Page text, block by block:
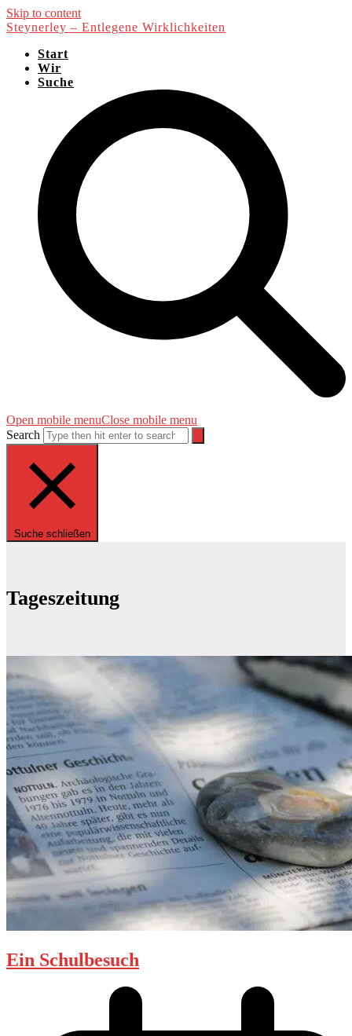
Skip to content
Steynerley – Entlegene Wirklichkeiten
Start
Wir
Suche
Open mobile menuClose mobile menu
Search
Suche schließen
Tageszeitung
Ein Schulbesuch